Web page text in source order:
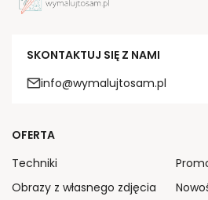
SKONTAKTUJ SIĘ Z NAMI
info@wymalujtosam.pl
OFERTA
Techniki
Obrazy z własnego zdjęcia